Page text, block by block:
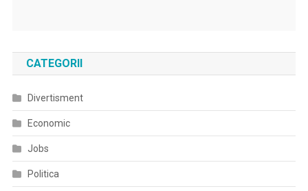
CATEGORII
Divertisment
Economic
Jobs
Politica